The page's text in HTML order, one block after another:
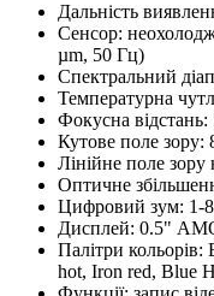
Дальність
Сенсор:
µm, 50 Гц)
Спектральний
Температурна
Фокусна
Кутове поле зору:
Лінійне поле
Оптичне
Цифровий зум: 1-
Дисплей: 0.5"
Палітри
hot, Iron red, Blue